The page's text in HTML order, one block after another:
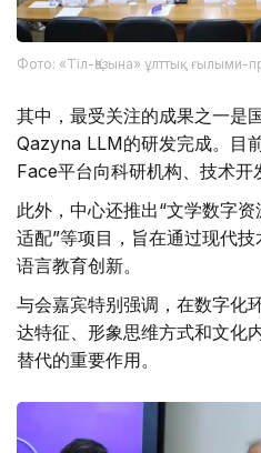
Фото: «Тіл-Қазына» ұлттық ғылыми-
其中，最受关注的成果之一是
Qazyna LLM的研发完成。目
Face平台向科研机构、技术开
此外，中心还推出“文学数字
适配”等项目，旨在通过现代
语言教育创新。
与会嘉宾特别强调，在数字化
达特征、形象思维方式和文化
替代的重要作用。